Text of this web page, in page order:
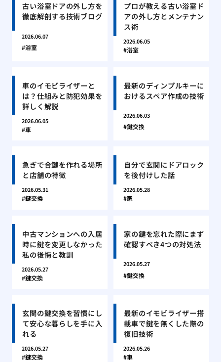
古い浴室ドアの外し方を
徹底解剖する技術ブログ
2026.06.07
浴室
プロが教える古い浴室ド
アの外し方とメンテナン
ス術
2026.06.05
浴室
車のイモビライザーと
は？仕組みと防犯効果を
詳しく解説
2026.06.05
車
最新のディンプルキーに
おけるスペア作成の技術
2026.06.03
鍵交換
急ぎで合鍵を作れる場所
と店舗の特徴
2026.05.31
鍵交換
自分で玄関にドアロック
を後付けした話
2026.05.28
家
中古マンションへの入居
時に鍵を変更しなかった
私の後悔と教訓
2026.05.27
鍵交換
家の鍵を忘れた際にまず
確認すべき4つの対処法
2026.05.27
鍵交換
玄関の鍵交換を習慣にし
て安心な暮らしを手に入
れる
2026.05.27
鍵交換
最新のイモビライザー搭
載車で鍵を無くした際の
復旧技術
2026.05.26
車